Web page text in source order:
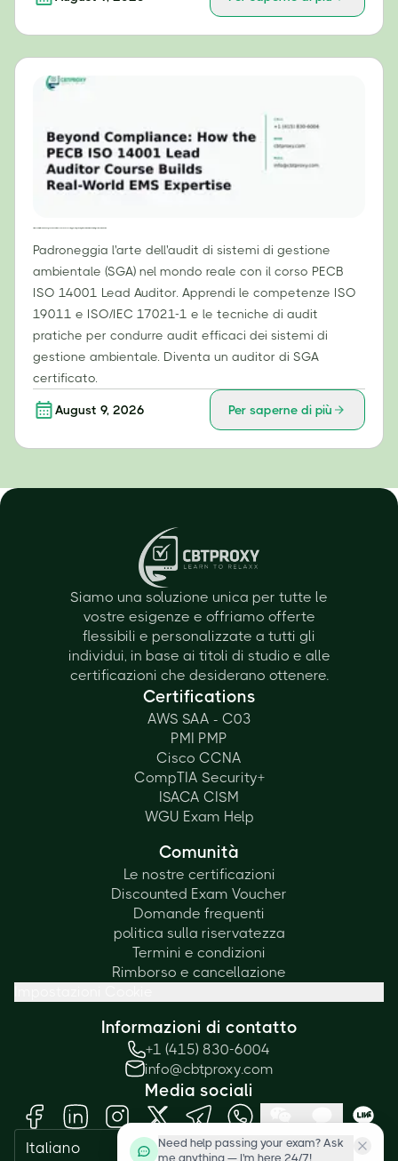
Padroneggia l'arte dell'audit di sistemi di gestione
ambientale (SGA) nel mondo reale con il corso PECB
ISO 14001 Lead Auditor. Apprendi le competenze ISO
19011 e ISO/IEC 17021-1 e le tecniche di audit
pratiche per condurre audit efficaci dei sistemi di
gestione ambientale. Diventa un auditor di SGA
certificato.
August 9, 2026 Per saperne di più
Siamo una soluzione unica per tutte le
vostre esigenze e offriamo offerte
flessibili e personalizzate a tutti gli
individui, in base ai titoli di studio e alle
certificazioni che desiderano ottenere.
Certifications
AWS SAA - C03
PMI PMP
Cisco CCNA
CompTIA Security+
ISACA CISM
WGU Exam Help
Comunità
Le nostre certificazioni
Discounted Exam Voucher
Domande frequenti
politica sulla riservatezza
Termini e condizioni
Rimborso e cancellazione
Informazioni di contatto
+1 (415) 830-6004
info@cbtproxy.com
Media sociali
Italiano
Need help passing your exam? Ask
me anything — I'm here 24/7!